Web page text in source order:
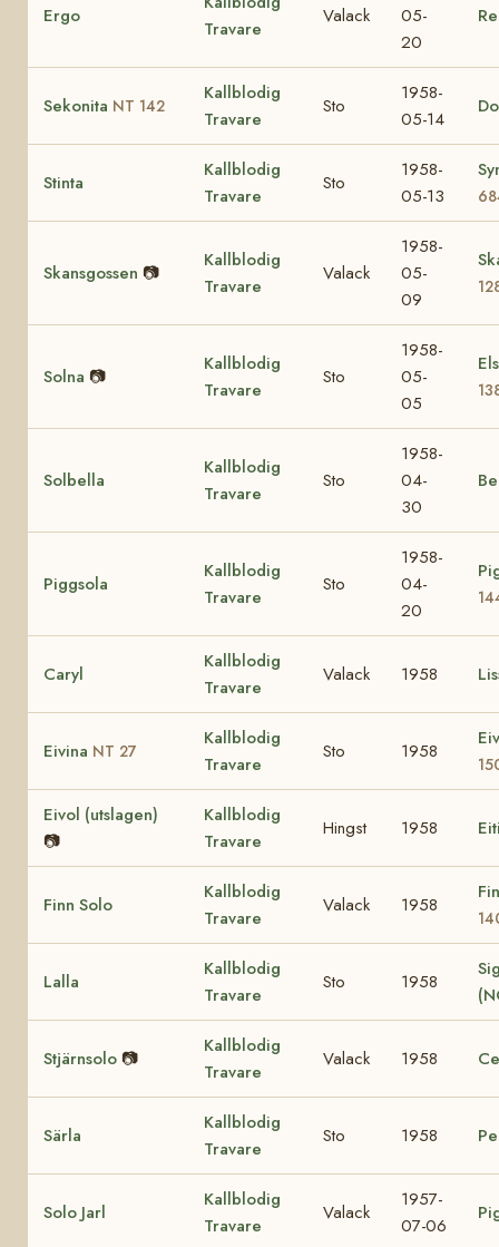
Ergo
Travare
Valack
05-
20
Sekonita NT 142
Kallblodig
Travare
Sto
1958-
05-14
Stinta
Kallblodig
Travare
Sto
1958-
05-13
Skansgossen 📷
Kallblodig
Travare
Valack
1958-
05-
09
Solna 📷
Kallblodig
Travare
Sto
1958-
05-
05
Solbella
Kallblodig
Travare
Sto
1958-
04-
30
Piggsola
Kallblodig
Travare
Sto
1958-
04-
20
Caryl
Kallblodig
Travare
Valack 1958
Eivina NT 27
Kallblodig
Travare
Sto 1958
Eivol (utslagen)
📷
Kallblodig
Travare
Hingst 1958
Finn Solo
Kallblodig
Travare
Valack 1958
Lalla
Kallblodig
Travare
Sto 1958
Stjärnsolo 📷
Kallblodig
Travare
Valack 1958
Särla
Kallblodig
Travare
Sto 1958
Solo Jarl
Kallblodig
Travare
Valack
1957-
07-06